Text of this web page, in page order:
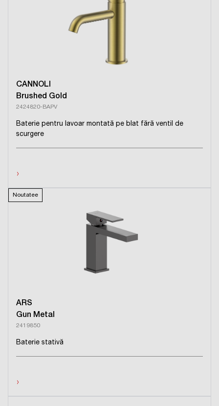
CANNOLI
Brushed Gold
2424820-BAPV
Baterie pentru lavoar montată pe blat fără ventil de
scurgere
›
Noutatee
ARS
Gun Metal
2419850
Baterie stativă
›